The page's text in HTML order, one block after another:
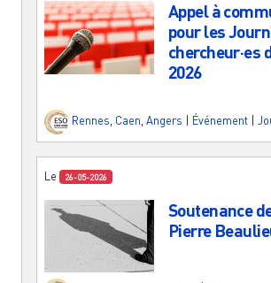
Appel à
pour les
chercheur·es
2026
Rennes Caen Angers Événement
Le 26-05-2026
Soutenance
Pierre